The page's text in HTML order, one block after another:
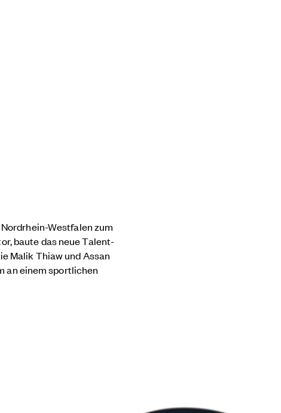
Westfalen zum
baute das neue Talent-
Malik Thiaw und Assan
an einem sportlichen